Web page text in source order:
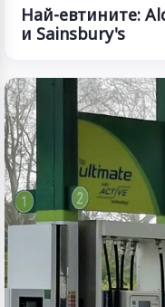
Най-евтините:
и Sainsbury's